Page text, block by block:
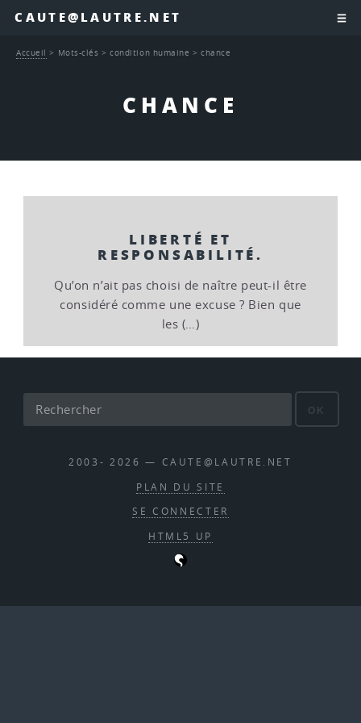
CAUTE@LAUTRE.NET
CHANCE
Accueil > Mots-clés >condition humaine >chance
LIBERTÉ ET
RESPONSABILITÉ.
Qu’on n’ait pas choisi de naître peut-il être
considéré comme une excuse ? Bien que
les (…)
OK
2003- 2026 — CAUTE@LAUTRE.NET
PLAN DU SITE
SE CONNECTER
HTML5 UP